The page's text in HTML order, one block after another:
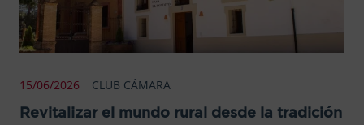
15/06/2026 CLUB CÁMARA
Revitalizar el mundo rural desde la tradición